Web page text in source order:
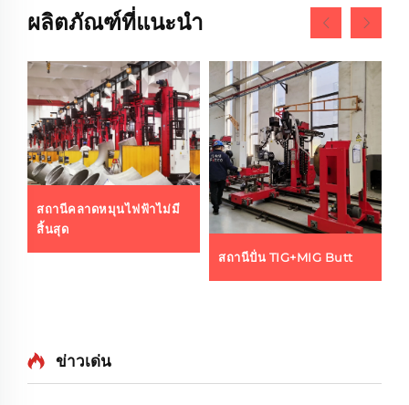
ผลิตภัณฑ์ที่แนะนำ
สถานีคลาดหมุนไฟฟ้าไม่มี
สิ้นสุด
สถานีปั่น TIG+MIG Butt
ข่าวเด่น